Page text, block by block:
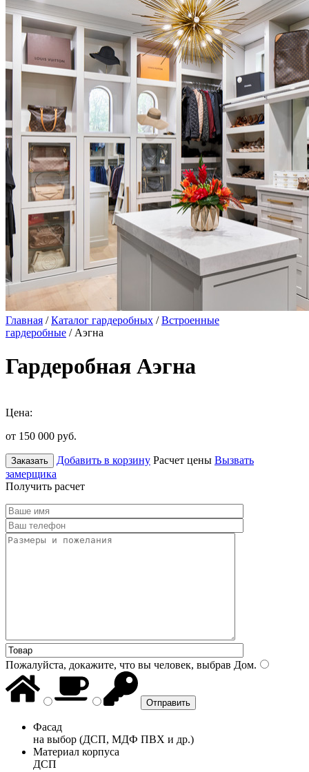
Главная /Каталог гардеробных /Встроенные
гардеробные / Аэгна
Гардеробная Аэгна
Цена:
от 150 000 руб.
Заказать Добавить в корзину Расчет цены Вызвать
замерщика
Получить расчет
Пожалуйста, докажите, что вы человек, выбрав Дом.
Фасад
на выбор (ДСП, МДФ ПВХ и др.)
Материал корпуса
ДСП